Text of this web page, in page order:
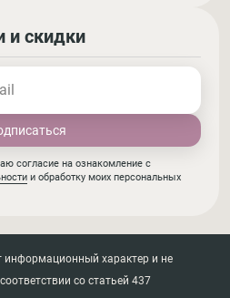
и скидки
согласие на ознакомление с
и обработку моих персональных
информационный характер и не
со статьей 437